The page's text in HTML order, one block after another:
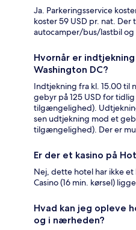
Ja. Parkeringsservice
koster 59 USD pr. nat.
autocamper/bus/lastbil og
Hvornår er
Washington DC?
Indtjekning fra kl. 15.00 til
gebyr på 125 USD for
tilgængelighed).
sen udtjekning mod et
tilgængelighed). Der er
Er der et kasino på
Nej, dette hotel har ikke
Casino (16 min. kørsel)
Hvad kan jeg opleve
og i nærheden?